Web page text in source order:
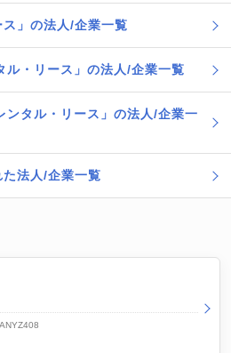
ス」の法人/企業一覧
ル・リース」の法人/企業一覧
ンタル・リース」の法人/企業一
た法人/企業一覧